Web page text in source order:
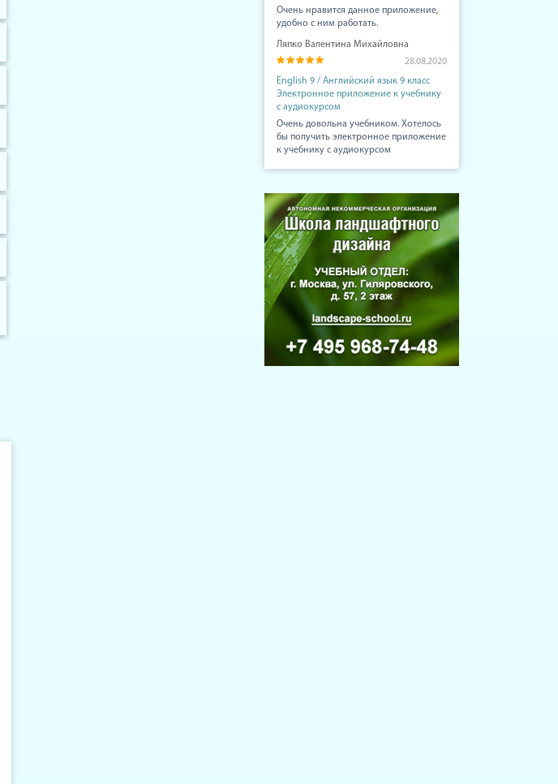
Очень нравится данное приложение,
удобно с ним работать.
Ляпко Валентина Михайловна
28.08.2020
English 9 / Английский язык 9 класс
Электронное приложение к учебнику
с аудиокурсом
Очень довольна учебником. Хотелось
бы получить электронное приложение
к учебнику с аудиокурсом